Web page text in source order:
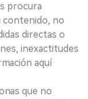
procura
contenido, no
directas o
inexactitudes
aquí
que no